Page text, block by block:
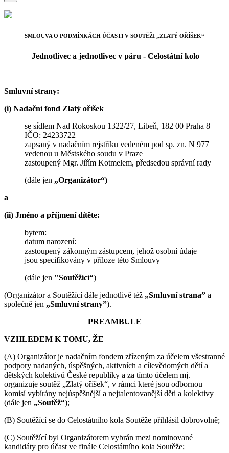
SMLOUVA O PODMÍNKÁCH ÚČASTI V SOUTĚŽI „ZLATÝ OŘÍŠEK“
Jednotlivec a jednotlivec v páru - Celostátní kolo
Smluvní strany:
(i) Nadační fond Zlatý oříšek
se sídlem Nad Rokoskou 1322/27, Libeň, 182 00 Praha 8
IČO: 24233722
zapsaný v nadačním rejstříku vedeném pod sp. zn. N 977
vedenou u Městského soudu v Praze
zastoupený Mgr. Jiřím Kotmelem, předsedou správní rady
(dále jen „Organizátor“)
a
(ii) Jméno a příjmení dítěte:
bytem:
datum narození:
zastoupený zákonným zástupcem, jehož osobní údaje
jsou specifikovány v příloze této Smlouvy
(dále jen "Soutěžící“)
(Organizátor a Soutěžící dále jednotlivě též „Smluvní strana” a
společně jen „Smluvní strany”).
PREAMBULE
VZHLEDEM K TOMU, ŽE
(A) Organizátor je nadačním fondem zřízeným za účelem všestranné
podpory nadaných, úspěšných, aktivních a cílevědomých dětí a
dětských kolektivů České republiky a za tímto účelem mj.
organizuje soutěž „Zlatý oříšek“, v rámci které jsou odbornou
komisí vybírány nejúspěšnější a nejtalentovanější děti a kolektivy
(dále jen „Soutěž“);
(B) Soutěžící se do Celostátního kola Soutěže přihlásil dobrovolně;
(C) Soutěžící byl Organizátorem vybrán mezi nominované
kandidáty pro účast ve finále Celostátního kola Soutěže;